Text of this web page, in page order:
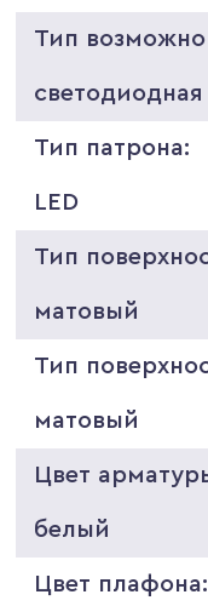
Тип
светодиодная
Тип патрона:
LED
Тип
матовый
Тип
матовый
Цвет
белый
Цвет плафона: